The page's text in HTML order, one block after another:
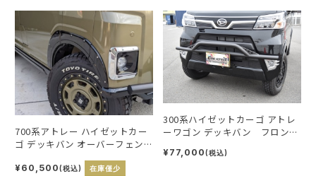
700系アトレー ハイゼットカー
ゴ デッキバン オーバーフェン
¥60,500(税込) 在庫僅少
300系ハイゼットカーゴ アトレ
ーワゴン デッキバン フロント
¥77,000(税込)